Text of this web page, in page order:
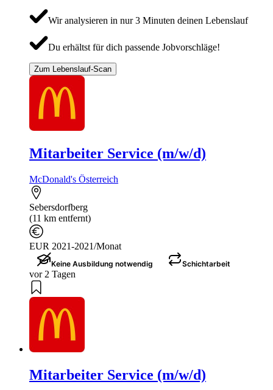
Wir analysieren in nur 3 Minuten deinen Lebenslauf
Du erhältst für dich passende Jobvorschläge!
Zum Lebenslauf-Scan
Mitarbeiter Service (m/w/d)
McDonald's Österreich
Sebersdorfberg
(11 km entfernt)
EUR 2021-2021/Monat
Keine Ausbildung notwendig Schichtarbeit
vor 2 Tagen
Mitarbeiter Service (m/w/d)